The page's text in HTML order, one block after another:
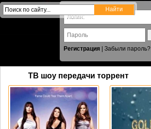
Регистрация
Забыли пароль?
ТВ шоу передачи торрент